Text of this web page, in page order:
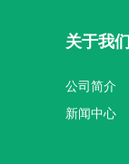
关于我们
公司简介
新闻中心